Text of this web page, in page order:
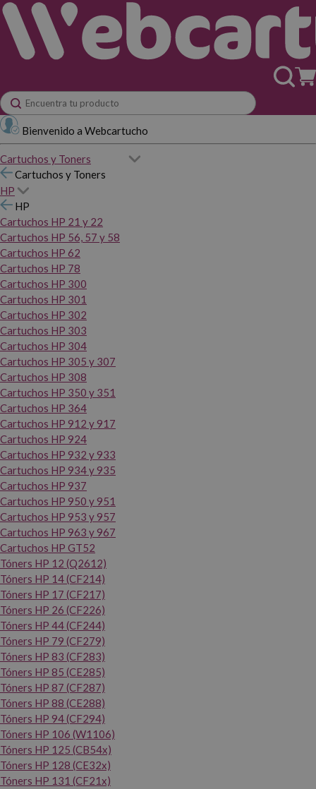
Bienvenido a Webcartucho
Cartuchos y Toners
Cartuchos y Toners
HP
HP
Cartuchos HP 21 y 22
Cartuchos HP 56, 57 y 58
Cartuchos HP 62
Cartuchos HP 78
Cartuchos HP 300
Cartuchos HP 301
Cartuchos HP 302
Cartuchos HP 303
Cartuchos HP 304
Cartuchos HP 305 y 307
Cartuchos HP 308
Cartuchos HP 350 y 351
Cartuchos HP 364
Cartuchos HP 912 y 917
Cartuchos HP 924
Cartuchos HP 932 y 933
Cartuchos HP 934 y 935
Cartuchos HP 937
Cartuchos HP 950 y 951
Cartuchos HP 953 y 957
Cartuchos HP 963 y 967
Cartuchos HP GT52
Tóners HP 12 (Q2612)
Tóners HP 14 (CF214)
Tóners HP 17 (CF217)
Tóners HP 26 (CF226)
Tóners HP 44 (CF244)
Tóners HP 79 (CF279)
Tóners HP 83 (CF283)
Tóners HP 85 (CE285)
Tóners HP 87 (CF287)
Tóners HP 88 (CE288)
Tóners HP 94 (CF294)
Tóners HP 106 (W1106)
Tóners HP 125 (CB54x)
Tóners HP 128 (CE32x)
Tóners HP 131 (CF21x)